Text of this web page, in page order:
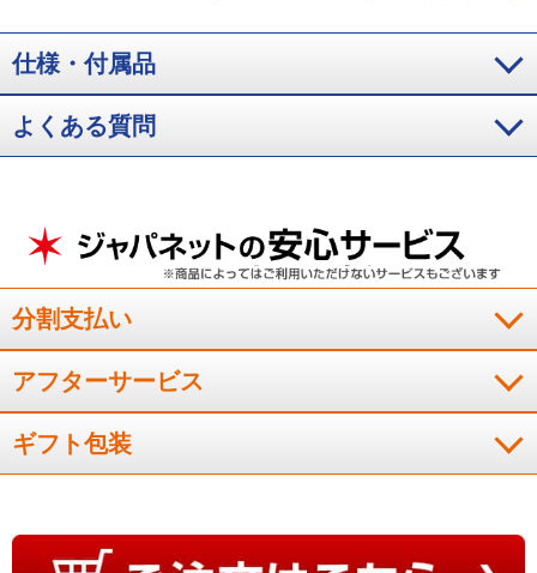
６面カットのデザインが魅力的
金の価格が高騰する最中、喜平ブランドの商品でもあり、将来
誕生日プレゼントとして
は、とても綺麗で、とても魅力的です。
仕様・付属品
よくある質問
分割支払い
アフターサービス
ギフト包装